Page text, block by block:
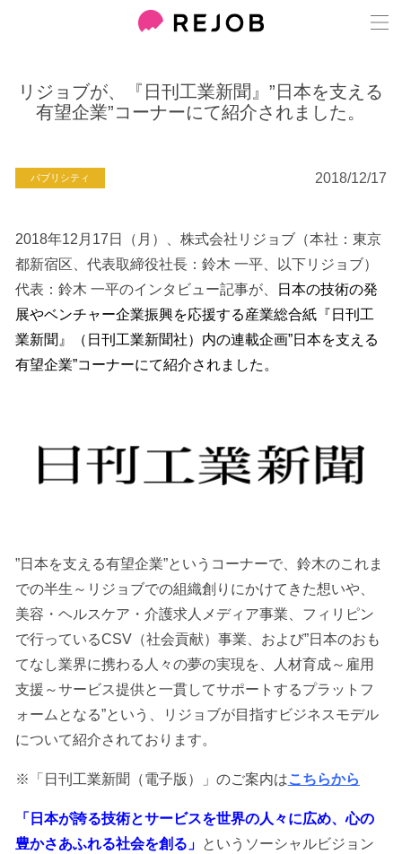
リジョブが、『日刊工業新聞』”日本を支える
有望企業”コーナーにて紹介されました。
パブリシティ 2018/12/17
2018年12月17日（月）、株式会社リジョブ（本社：東京
都新宿区、代表取締役社長：鈴木 一平、以下リジョブ）
代表：鈴木 一平のインタビュー記事が、
日本の技術の発
展やベンチャー企業振興を応援する産業総合紙『日刊工
業新聞』（日刊工業新聞社）内の連載企画”日本を支える
有望企業”コーナーにて紹介されました。
”日本を支える有望企業”というコーナーで、鈴木のこれま
での半生～リジョブでの組織創りにかけてきた想いや、
美容・ヘルスケア・介護求人メディア事業、フィリピン
で行っているCSV（社会貢献）事業、および”日本のおも
てなし業界に携わる人々の夢の実現を、人材育成～雇用
支援～サービス提供と一貫してサポートするプラットフ
ォームとなる”という、リジョブが目指すビジネスモデル
について紹介されております。
※「日刊工業新聞（電子版）」のご案内はこちらから
「日本が誇る技術とサービスを世界の人々に広め、心の
豊かさあふれる社会を創る」 というソーシャルビジョン